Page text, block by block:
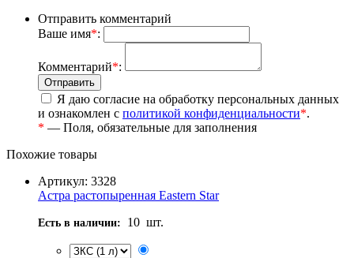
Отправить комментарий
Ваше имя*:
Комментарий*:
Я даю согласие на обработку персональных данных
и ознакомлен с политикой конфиденциальности*.
* — Поля, обязательные для заполнения
Похожие товары
Артикул: 3328
Астра растопыренная Eastern Star
Есть в наличии: 10 шт.